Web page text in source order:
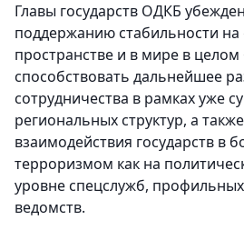
Главы государств ОДКБ
поддержанию стабильности на
пространстве и в мире в целом
способствовать дальнейшее
сотрудничества в рамках уже
региональных структур, а
взаимодействия государств в
терроризмом как на
уровне спецслужб,
ведомств.